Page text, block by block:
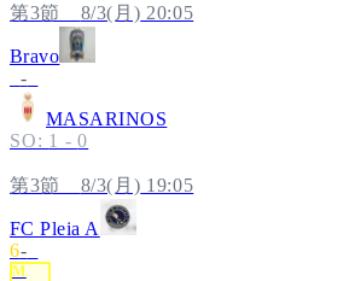
第3節 8/3(月) 20:05
Bravo
-
MASARINOS
SO: 1 -0
第3節 8/3(月) 19:05
FC Pleia A
6-
M